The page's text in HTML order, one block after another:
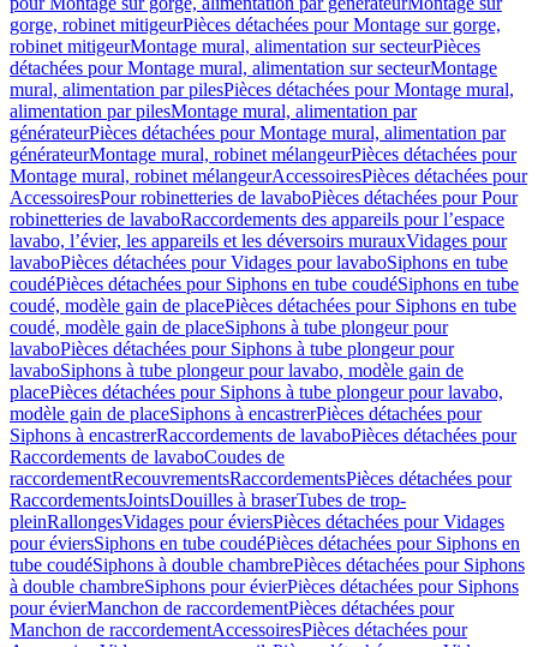
gorge, robinet mitigeurPièces détachées pour Montage sur gorge,
robinet mitigeurMontage mural, alimentation sur secteurPièces
détachées pour Montage mural, alimentation sur secteurMontage
mural, alimentation par pilesPièces détachées pour Montage mural,
alimentation par pilesMontage mural, alimentation par
générateurPièces détachées pour Montage mural, alimentation par
générateurMontage mural, robinet mélangeurPièces détachées pour
Montage mural, robinet mélangeurAccessoiresPièces détachées pour
AccessoiresPour robinetteries de lavaboPièces détachées pour Pour
robinetteries de lavaboRaccordements des appareils pour l’espace
lavabo, l’évier, les appareils et les déversoirs murauxVidages pour
lavaboPièces détachées pour Vidages pour lavaboSiphons en tube
coudéPièces détachées pour Siphons en tube coudéSiphons en tube
coudé, modèle gain de placePièces détachées pour Siphons en tube
coudé, modèle gain de placeSiphons à tube plongeur pour
lavaboPièces détachées pour Siphons à tube plongeur pour
lavaboSiphons à tube plongeur pour lavabo, modèle gain de
placePièces détachées pour Siphons à tube plongeur pour lavabo,
modèle gain de placeSiphons à encastrerPièces détachées pour
Siphons à encastrerRaccordements de lavaboPièces détachées pour
Raccordements de lavaboCoudes de
raccordementRecouvrementsRaccordementsPièces détachées pour
RaccordementsJointsDouilles à braserTubes de trop-
pleinRallongesVidages pour éviersPièces détachées pour Vidages
pour éviersSiphons en tube coudéPièces détachées pour Siphons en
tube coudéSiphons à double chambrePièces détachées pour Siphons
à double chambreSiphons pour évierPièces détachées pour Siphons
pour évierManchon de raccordementPièces détachées pour
Manchon de raccordementAccessoiresPièces détachées pour